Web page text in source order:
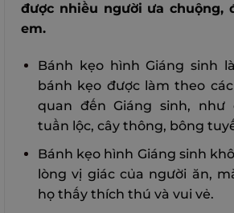
được nhiều người ưa chuộng,
em.
Bánh kẹo hình Giáng sinh
bánh kẹo được làm theo
quan đến Giáng sinh, như
tuần lộc, cây thông, bông
Bánh kẹo hình Giáng sinh
lòng vị giác của người ăn,
họ thấy thích thú và vui vẻ.